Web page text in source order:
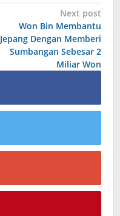
Next post
Won Bin Membantu
Jepang Dengan Memberi
Sumbangan Sebesar 2
Miliar Won